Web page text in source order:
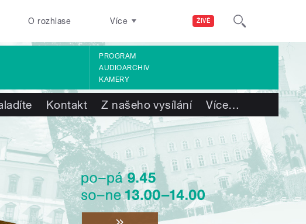
ŽIVĚ
O rozhlase Více
PROGRAM
AUDIOARCHIV
KAMERY
Kontakt Z našeho vysílání Více…